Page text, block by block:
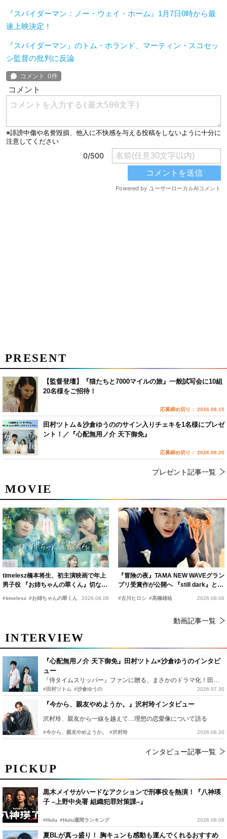
『スパイダーマン：ノー・ウェイ・ホーム』1月7日0時から最
速上映決定！
『スパイダーマン』のトム・ホランド、マーティン・スコセッ
シ監督の批判に反論
PICKUP
黒木メイサがハードなアクションで刑事役を熱演！『八神瑛
子 –上野中央署 組織犯罪対策課–』
#Hulu #Hulu週間ランキング 2026.08.08
夏BLが真っ盛り！ 胸キュンも感動も運んでくれるおすすめ
MOVIE
timelesz橋本将生、初主演映画で年上
男子役 『お姉ちゃんの翠くん』切ない
恋の幕開けを予感
#timelesz #お姉ちゃんの翠くん 2026.08.08
『冒険の夜』TAMA NEW WAVEグラン
プリ受賞作が公開へ 『still dark』と同
時上映決定
#古川ヒロシ #髙橋雄祐 2026.08.06
動画記事一覧
INTERVIEW
『心配無用ノ介 天下御免』田村ツトム×沙倉ゆうのインタビ
ュー
『侍タイムスリッパー』ファンに贈る、まさかのドラマ化！田村ツトム×沙倉ゆうのが語る『心配無用ノ介』撮影秘話
#田村ツトム #沙倉ゆうの 2026.07.30
『今から、親友やめようか。』沢村玲インタビュー
沢村玲、親友から一線を越えて…理想の恋愛像について語る
#今から、親友やめようか。 #沢村玲 2026.06.20
インタビュー記事一覧
PRESENT
【監督登壇】『猫たちと7000マイルの旅』一般試写会に10組
20名様をご招待！
応募締め切り： 2026.08.15
田村ツトム＆沙倉ゆうののサイン入りチェキを1名様にプレゼ
ント！／『心配無用ノ介 天下御免』
応募締め切り： 2026.08.20
プレゼント記事一覧